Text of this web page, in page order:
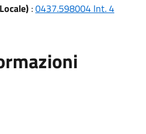
:0437.598004 Int. 4